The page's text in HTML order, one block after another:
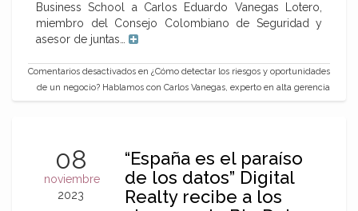
Business School a Carlos Eduardo Vanegas Lotero,
miembro del Consejo Colombiano de Seguridad y
asesor de juntas…
Comentarios desactivados en ¿Cómo detectar los riesgos y oportunidades
de un negocio? Hablamos con Carlos Vanegas, experto en alta gerencia
08
noviembre
2023
“España es el paraíso
de los datos” Digital
Realty recibe a los